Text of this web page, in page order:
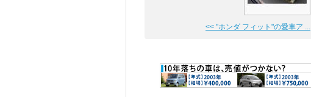
<< "ホンダ フィット"の愛車ア ...